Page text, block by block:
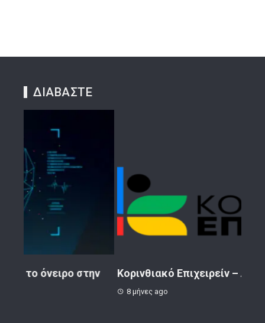
ΔΙΑΒΑΣΤΕ
Κορινθιακό Επιχειρείν – Ανακοίνωση